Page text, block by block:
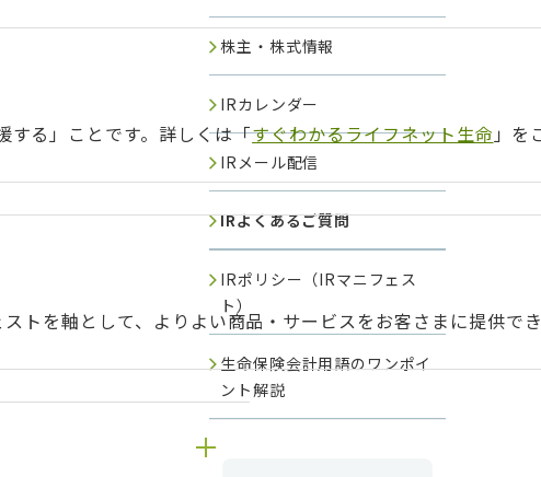
株主・株式情報
IRカレンダー
IRメール配信
IRよくあるご質問
IRポリシー（IRマニフェス
ト）
生命保険会計用語のワンポイ
ント解説
する」ことです。詳しくは「すぐわかるライフネット生命 」を
軸として、よりよい商品・サービスをお客さまに提供